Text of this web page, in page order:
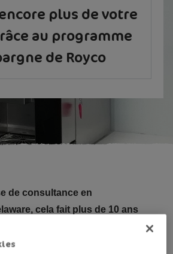
plus de votre
au programme
de Royco
de consultance en
cela fait plus de 10 ans
de la réception et